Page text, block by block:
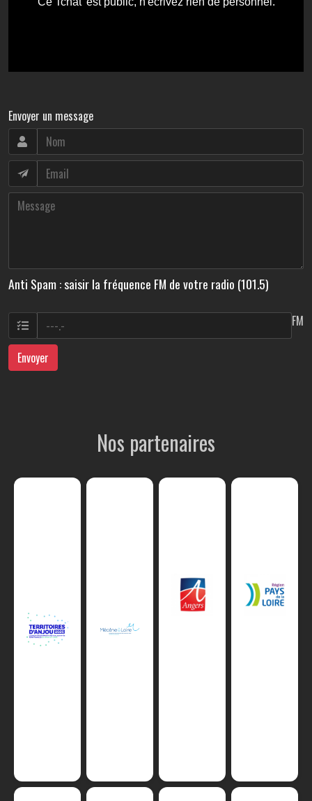
Envoyer un message
Anti Spam : saisir la fréquence FM de votre radio (101.5)
FM
Envoyer
Nos partenaires